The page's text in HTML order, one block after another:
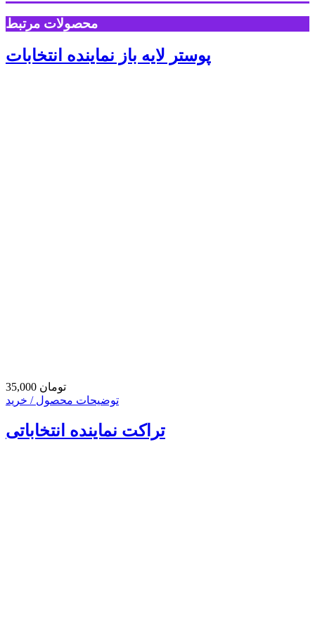
محصولات مرتبط
پوستر لایه باز نماینده انتخابات
35,000 تومان
توضیحات محصول / خرید
تراکت نماینده انتخاباتی